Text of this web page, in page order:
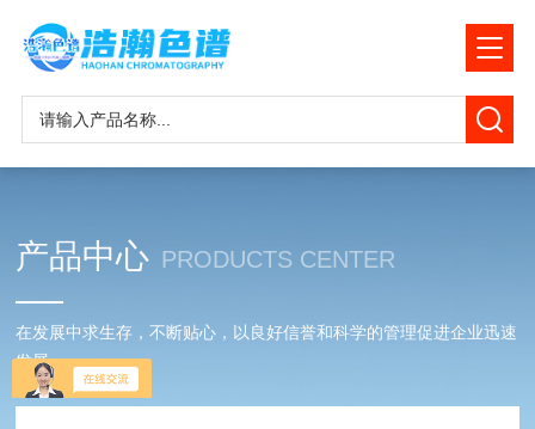
产品中心 PRODUCTS CENTER
在发展中求生存，不断贴心，以良好信誉和科学的管理促进企业迅速
发展